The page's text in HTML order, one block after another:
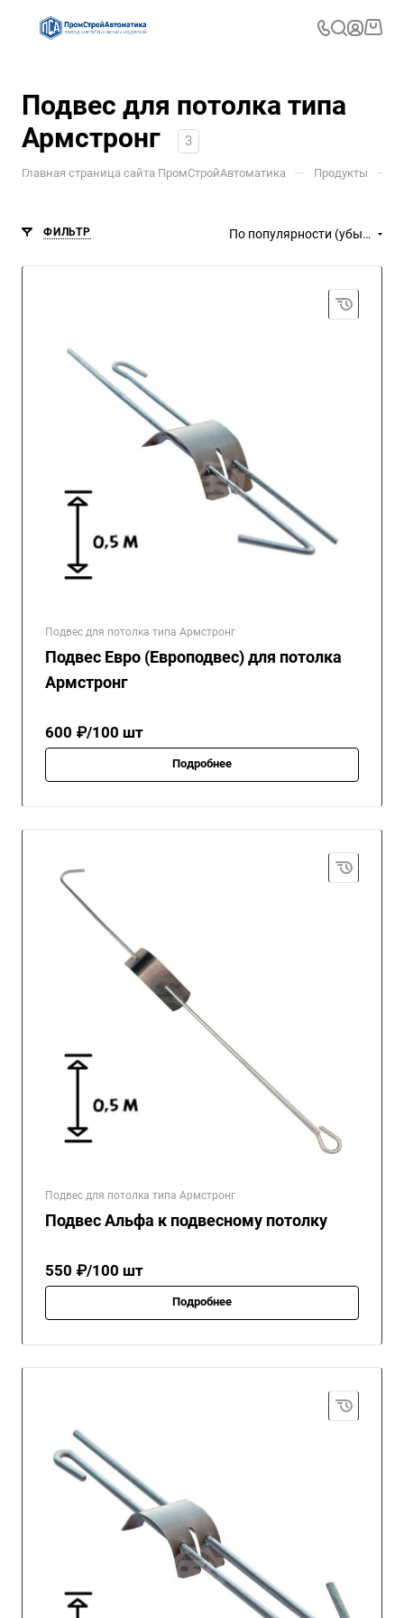
Подвес для потолка типа
Армстронг
3
Главная страница сайта ПромСтройАвтоматика — Продукты —
ФИЛЬТР По популярности (убывание)
Подвес для потолка типа Армстронг
Подвес Евро (Европодвес) для потолка
Армстронг
600 ₽/100 шт
Подробнее
Подвес для потолка типа Армстронг
Подвес Альфа к подвесному потолку
550 ₽/100 шт
Подробнее